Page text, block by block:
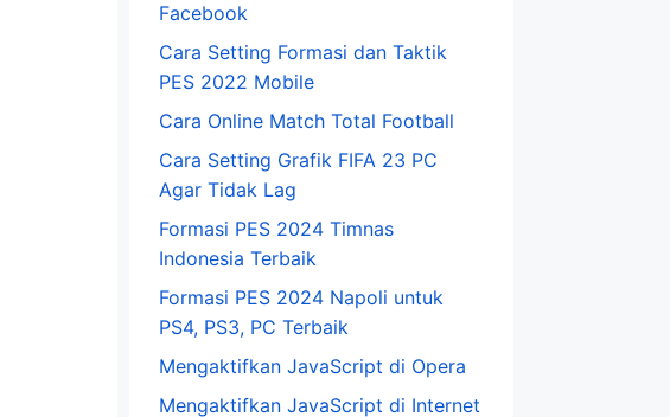
Facebook
Cara Setting Formasi dan Taktik
PES 2022 Mobile
Cara Online Match Total Football
Cara Setting Grafik FIFA 23 PC
Agar Tidak Lag
Formasi PES 2024 Timnas
Indonesia Terbaik
Formasi PES 2024 Napoli untuk
PS4, PS3, PC Terbaik
Mengaktifkan JavaScript di Opera
Mengaktifkan JavaScript di Internet